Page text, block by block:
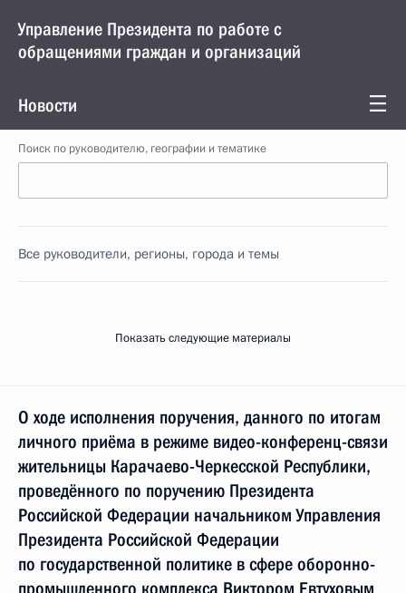
Управление Президента по работе с
обращениями граждан и организаций
Новости
Поиск по руководителю, географии и тематике
Все руководители, регионы, города и темы
Показать следующие материалы
О ходе исполнения поручения, данного по итогам
личного приёма в режиме видео-конференц-связи
жительницы Карачаево-Черкесской Республики,
проведённого по поручению Президента
Российской Федерации начальником Управления
Президента Российской Федерации
по государственной политике в сфере оборонно-
промышленного комплекса Виктором Евтуховым